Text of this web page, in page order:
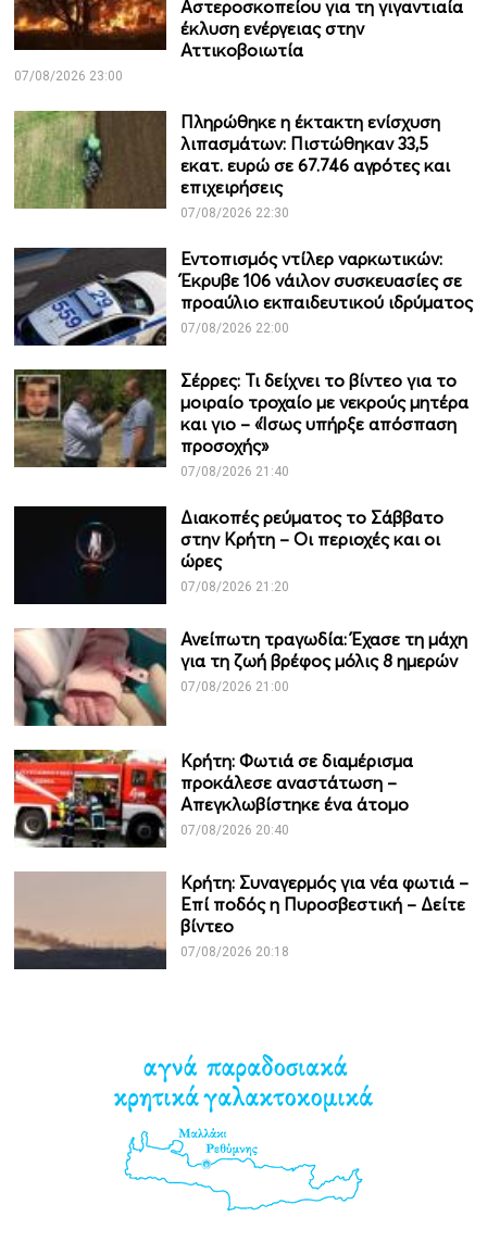
Αστεροσκοπείου για τη γιγαντιαία
έκλυση ενέργειας στην
Αττικοβοιωτία
07/08/2026 23:00
Πληρώθηκε η έκτακτη ενίσχυση
λιπασμάτων: Πιστώθηκαν 33,5
εκατ. ευρώ σε 67.746 αγρότες και
επιχειρήσεις
07/08/2026 22:30
Εντοπισμός ντίλερ ναρκωτικών:
Έκρυβε 106 νάιλον συσκευασίες σε
προαύλιο εκπαιδευτικού ιδρύματος
07/08/2026 22:00
Σέρρες: Τι δείχνει το βίντεο για το
μοιραίο τροχαίο με νεκρούς μητέρα
και γιο – «Ίσως υπήρξε απόσπαση
προσοχής»
07/08/2026 21:40
Διακοπές ρεύματος το Σάββατο
στην Κρήτη – Οι περιοχές και οι
ώρες
07/08/2026 21:20
Ανείπωτη τραγωδία: Έχασε τη μάχη
για τη ζωή βρέφος μόλις 8 ημερών
07/08/2026 21:00
Κρήτη: Φωτιά σε διαμέρισμα
προκάλεσε αναστάτωση –
Απεγκλωβίστηκε ένα άτομο
07/08/2026 20:40
Κρήτη: Συναγερμός για νέα φωτιά –
Επί ποδός η Πυροσβεστική – Δείτε
βίντεο
07/08/2026 20:18